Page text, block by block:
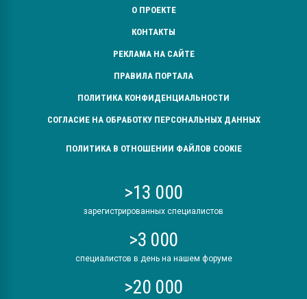
О ПРОЕКТЕ
КОНТАКТЫ
РЕКЛАМА НА САЙТЕ
ПРАВИЛА ПОРТАЛА
ПОЛИТИКА КОНФИДЕНЦИАЛЬНОСТИ
СОГЛАСИЕ НА ОБРАБОТКУ ПЕРСОНАЛЬНЫХ ДАННЫХ
ПОЛИТИКА В ОТНОШЕНИИ ФАЙЛОВ COOKIE
>13 000
зарегистрированных специалистов
>3 000
специалистов в день на нашем форуме
>20 000